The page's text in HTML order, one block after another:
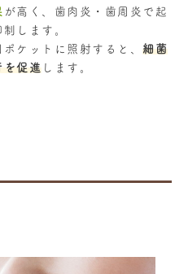
が高く、歯肉炎・歯周炎で起
します。
ケットに照射すると、 細菌
を促進 します。